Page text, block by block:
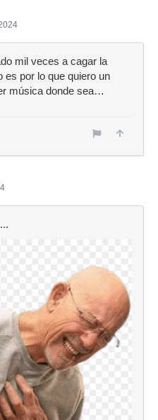
mil veces a cagar la
por lo que quiero un
música donde sea…